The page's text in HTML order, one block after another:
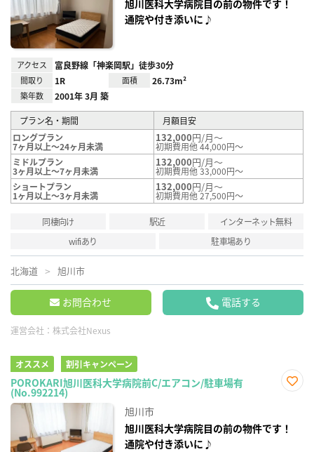
旭川医科大学病院目の前の物件です！
通院や付き添いに♪
アクセス 富良野線「神楽岡駅」徒歩30分
間取り 1R 面積 26.73m²
築年数 2001年 3月 築
プラン名・期間
月額目安
ロングプラン
7ヶ月以上～24ヶ月未満
132,000円/月～
初期費用他 44,000円～
ミドルプラン
3ヶ月以上～7ヶ月未満
132,000円/月～
初期費用他 33,000円～
ショートプラン
1ヶ月以上～3ヶ月未満
132,000円/月～
初期費用他 27,500円～
同棲向け 駅近
インターネット無料
wifiあり
駐車場あり
北海道 旭川市
お問合わせ 電話する
運営会社： 株式会社Nexus
オススメ 割引キャンペーン
POROKARI旭川医科大学病院前C/エアコン/駐車場有
(No.992214)
録
旭川市
旭川医科大学病院目の前の物件です！
通院や付き添いに♪